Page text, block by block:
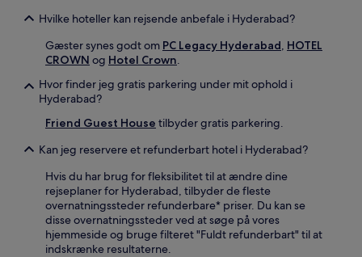
Hvilke hoteller kan rejsende anbefale i Hyderabad?
Gæster synes godt om PC Legacy Hyderabad, HOTEL
CROWN og Hotel Crown.
Hvor finder jeg gratis parkering under mit ophold i
Hyderabad?
Friend Guest House tilbyder gratis parkering.
Kan jeg reservere et refunderbart hotel i Hyderabad?
Hvis du har brug for fleksibilitet til at ændre dine
rejseplaner for Hyderabad, tilbyder de fleste
overnatningssteder refunderbare* priser. Du kan se
disse overnatningssteder ved at søge på vores
hjemmeside og bruge filteret "Fuldt refunderbart" til at
indskrænke resultaterne.